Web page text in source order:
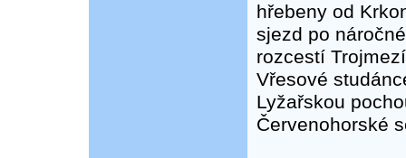
hřebeny od
sjezd po
rozcestí
Vřesové
Lyžařskou
Červenohorské